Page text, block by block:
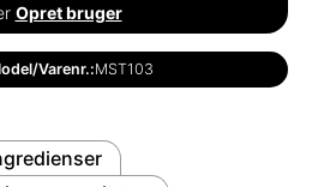
Opret bruger
Varenr.:MST103